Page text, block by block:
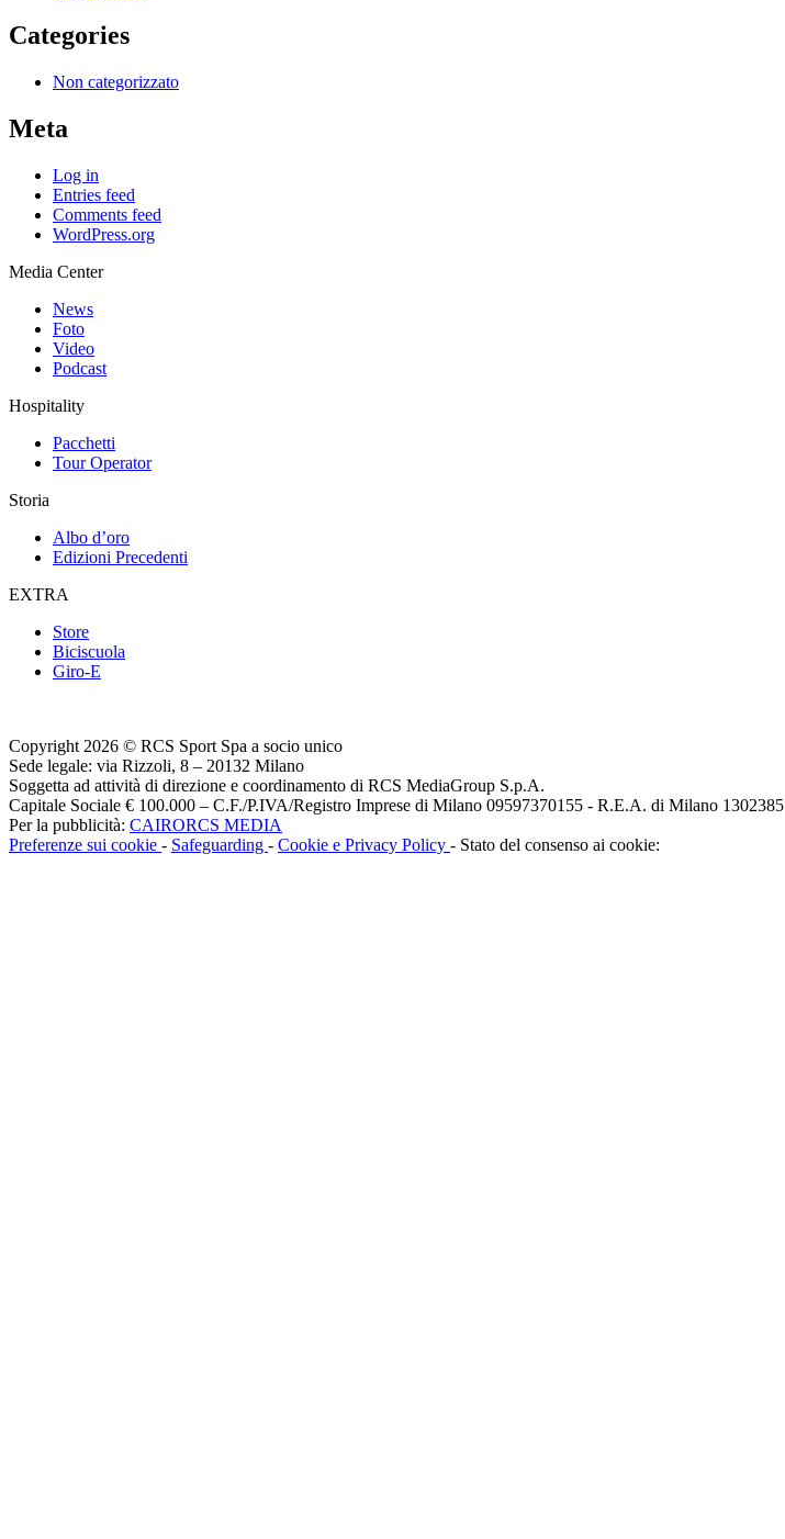
Categories
Non categorizzato
Meta
Log in
Entries feed
Comments feed
WordPress.org
Media Center
News
Foto
Video
Podcast
Hospitality
Pacchetti
Tour Operator
Storia
Albo d’oro
Edizioni Precedenti
EXTRA
Store
Biciscuola
Giro-E
Copyright 2026 © RCS Sport Spa a socio unico
Sede legale: via Rizzoli, 8 – 20132 Milano
Soggetta ad attività di direzione e coordinamento di RCS MediaGroup S.p.A.
Capitale Sociale € 100.000 – C.F./P.IVA/Registro Imprese di Milano 09597370155 - R.E.A. di Milano 1302385
Per la pubblicità: CAIRORCS MEDIA
Preferenze sui cookie - Safeguarding - Cookie e Privacy Policy - Stato del consenso ai cookie: